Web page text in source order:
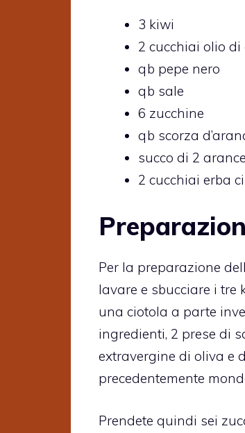
3 kiwi
2 cucchiai olio
qb pepe nero
qb sale
6 zucchine
qb scorza
succo di 2 arance
2 cucchiai erba
Per la preparazione
lavare e sbucciare i tre
una ciotola a parte
ingredienti, 2 prese di
extravergine di oliva e
precedentemente
Prendete quindi sei